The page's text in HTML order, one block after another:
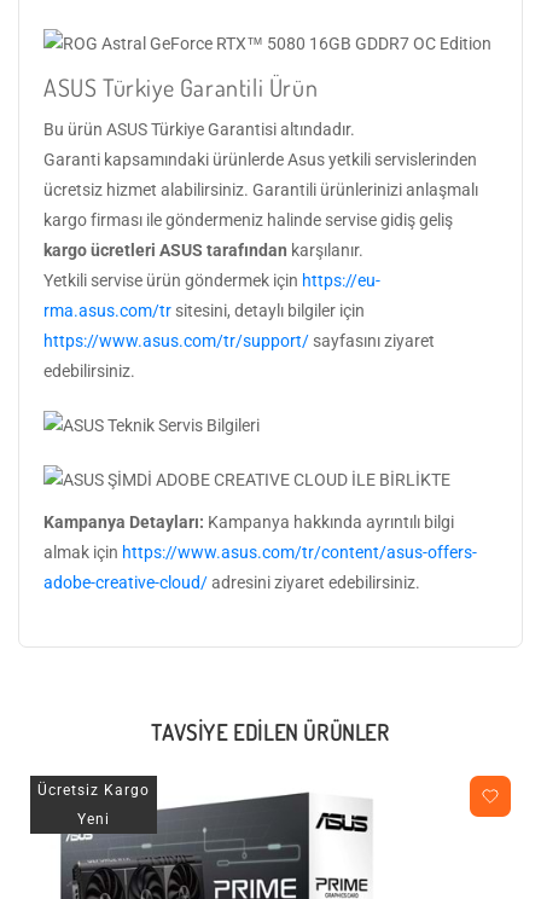
ASUS Türkiye Garantili Ürün
Bu ürün ASUS Türkiye Garantisi altındadır.
Garanti kapsamındaki ürünlerde Asus yetkili servislerinden
ücretsiz hizmet alabilirsiniz. Garantili ürünlerinizi anlaşmalı
kargo firması ile göndermeniz halinde servise gidiş geliş
kargo ücretleri ASUS tarafından karşılanır.
Yetkili servise ürün göndermek için https://eu-
rma.asus.com/tr sitesini, detaylı bilgiler için
https://www.asus.com/tr/support/ sayfasını ziyaret
edebilirsiniz.
Kampanya Detayları: Kampanya hakkında ayrıntılı bilgi
almak için https://www.asus.com/tr/content/asus-offers-
adobe-creative-cloud/adresini ziyaret edebilirsiniz.
TAVSIYE EDILEN ÜRÜNLER
Ücretsiz Kargo
Yeni